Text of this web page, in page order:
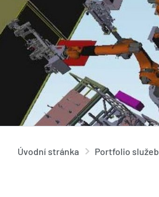
Úvodní stránka Portfolio služeb